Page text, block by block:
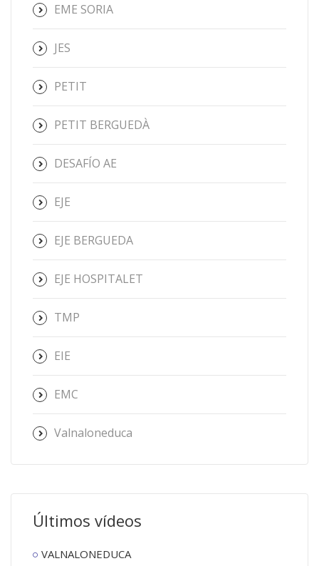
EME SORIA
JES
PETIT
PETIT BERGUEDÀ
DESAFÍO AE
EJE
EJE BERGUEDA
EJE HOSPITALET
TMP
EIE
EMC
Valnaloneduca
Últimos vídeos
VALNALONEDUCA